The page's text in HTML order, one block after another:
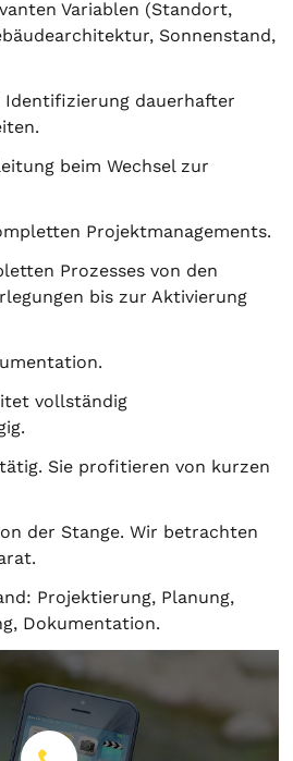
Variablen (Standort,
Sonnenstand,
Identifizierung dauerhafter
beim Wechsel zur
Projektmanagements.
Prozesses von den
bis zur Aktivierung
vollständig
Sie profitieren von kurzen
der Stange. Wir betrachten
Projektierung, Planung,
, Dokumentation.